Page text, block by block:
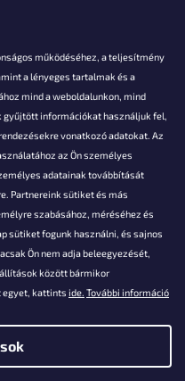
működéséhez, a teljesítmény
a lényeges tartalmak és a
mind a weboldalunkon, mind
gyűjtött információkat használjuk fel,
vonatkozó adatokat. Az
az Ön személyes
adatainak továbbítását
Partnereink sütiket és más
szabásához, méréséhez és
sütiket fogunk használni, és sajnos
Ön nem adja beleegyezését,
között bármikor
egyet, kattints ide. További információ